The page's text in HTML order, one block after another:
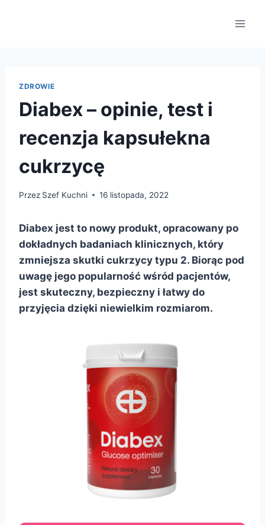
ZDROWIE
Diabex – opinie, test i
recenzja kapsułekna
cukrzycę
Przez Szef Kuchni 16 listopada, 2022
Diabex jest to nowy produkt, opracowany po
dokładnych badaniach klinicznych, który
zmniejsza skutki cukrzycy typu 2. Biorąc pod
uwagę jego popularność wśród pacjentów,
jest skuteczny, bezpieczny i łatwy do
przyjęcia dzięki niewielkim rozmiarom.